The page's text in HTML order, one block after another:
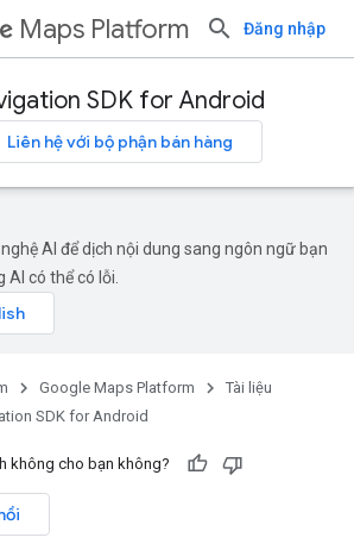
Maps Platform Đăng nhập
SDK for Android
Liên hệ với bộ phận bán hàng
AI để dịch nội dung sang ngôn ngữ bạn
có thể có lỗi.
Google Maps Platform
Tài liệu
SDK for Android
không cho bạn không?